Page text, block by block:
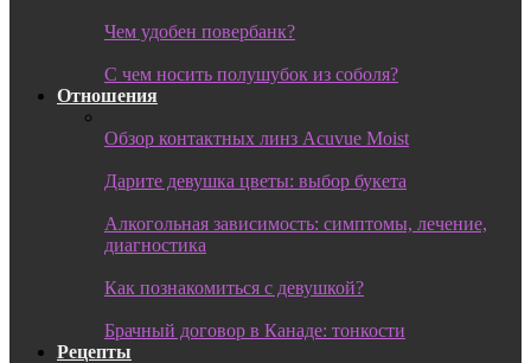
Чем удобен повербанк?
С чем носить полушубок из соболя?
Отношения
Обзор контактных линз Acuvue Moist
Дарите девушка цветы: выбор букета
Алкогольная зависимость: симптомы, лечение,
диагностика
Как познакомиться с девушкой?
Брачный договор в Канаде: тонкости
Рецепты